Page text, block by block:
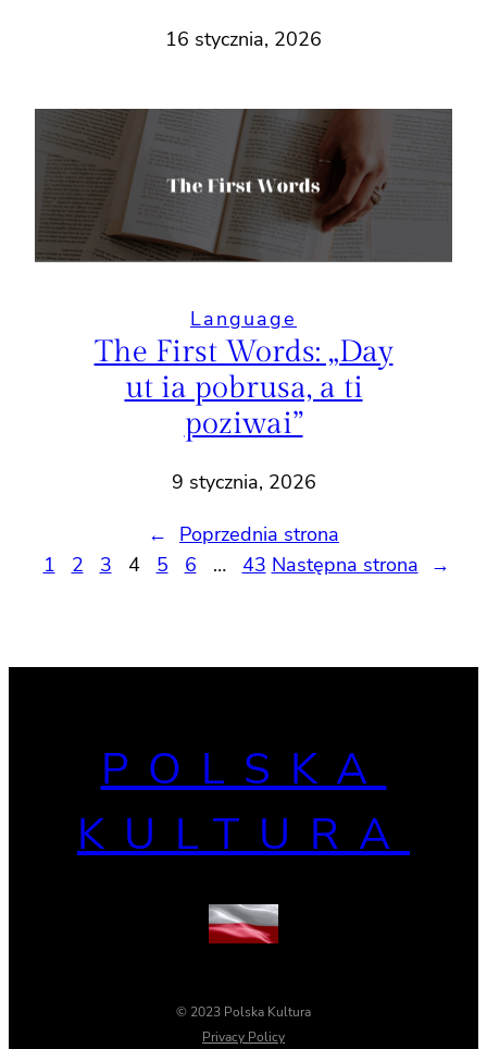
16 stycznia, 2026
Language
The First Words: „Day
ut ia pobrusa, a ti
poziwai”
9 stycznia, 2026
←
Poprzednia strona
1
2 3 4 5 6 … 43 Następna strona →
POLSKA
KULTURA
© 2023 Polska Kultura
Privacy Policy